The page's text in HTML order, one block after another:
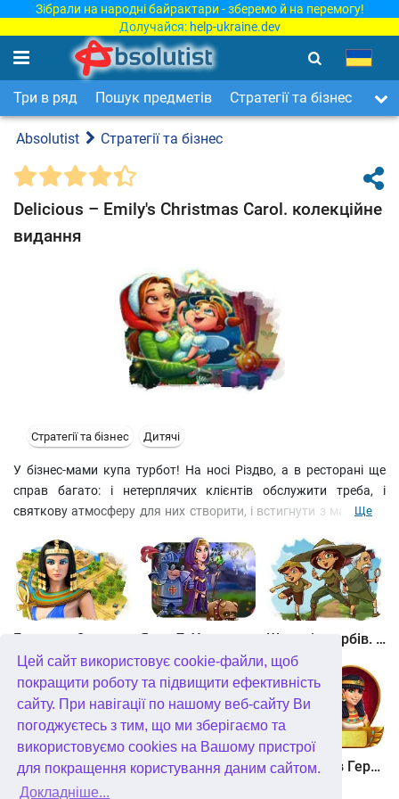
Цей сайт використовує cookie-файли, щоб
покращити роботу та підвищити ефективність
сайту. При навігації по нашому веб-сайту Ви
погоджуєтесь з тим, що ми зберігаємо та
використовуємо cookies на Вашому пристрої
для покращення користування даним сайтом.
Докладніше...
Зібрали на народні байрактари - зберемо й на перемогу!
Долучайся: help-ukraine.dev
Три в ряд Пошук предметів Стратегії та бізнес
Absolutist Стратегії та бізнес
Delicious – Emily's Christmas Carol. колекційне
видання
Стратегії та бізнес Дитячі
У бізнес-мами купа турбот! На носі Різдво, а в ресторані ще
справ багато: і нетерплячих клієнтів обслужити треба, і
святкову атмосферу для них створити, і встигнути з малюком
замовлення за відведений час та заробити за пройдені рівні не
лише зірки, а й гроші. На них дбайлива господарка зможе
купити модні аксесуари для свого ресторану, які продовжать
терпіння відвідувачів.
Ще
Шукачі скарбів. Камінь душі
Шукачі скарбів. Сніжна королева. колекційне видання Алісія Квотермейн 3. Таємниця палаючого золота. колекційне видання 12 подвигів Геракла. Як я зустрів Мегару. колекційне видання